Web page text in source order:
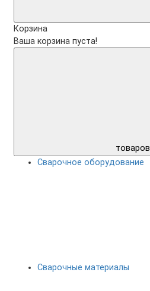
Корзина
Ваша корзина пуста!
товаров
Сварочное оборудование
Сварочные материалы